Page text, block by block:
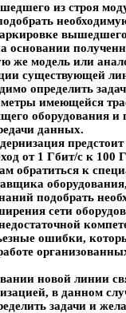
из строя
основании
же модель или
существующей
определить
имеющейся
оборудования и
данных.
от 1 Гбит/с к 100
обратиться к
подобрать
сети
ошибки,
новой линии
в данном
задачи и